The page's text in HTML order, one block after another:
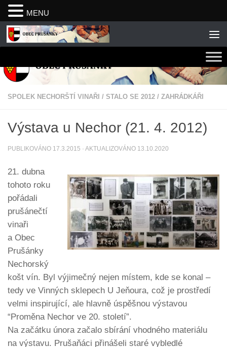
Skip to content
SPOLEK NECHORŠTÍ VINAŘI / STALO SE 2012 / ZAHRÁDKÁŘI
Výstava u Nechor (21. 4. 2012)
PUBLIKOVÁNO 17.3.2015 · AKTUALIZOVÁNO 13.10.2020
21. dubna
tohoto roku
pořádali
prušánečtí
vinaři
a Obec
Prušánky
Nechorský
košt vín. Byl výjimečný nejen místem, kde se konal –
tedy ve Vinných sklepech U Jeňoura, což je prostředí
velmi inspirující, ale hlavně úspěšnou výstavou
“Proměna Nechor ve 20. století”.
Na začátku února začalo sbírání vhodného materiálu
na výstavu. Prušaňáci přinášeli staré vybledlé
MENU